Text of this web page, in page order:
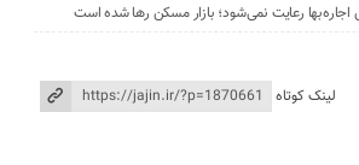
لینک کوتاه